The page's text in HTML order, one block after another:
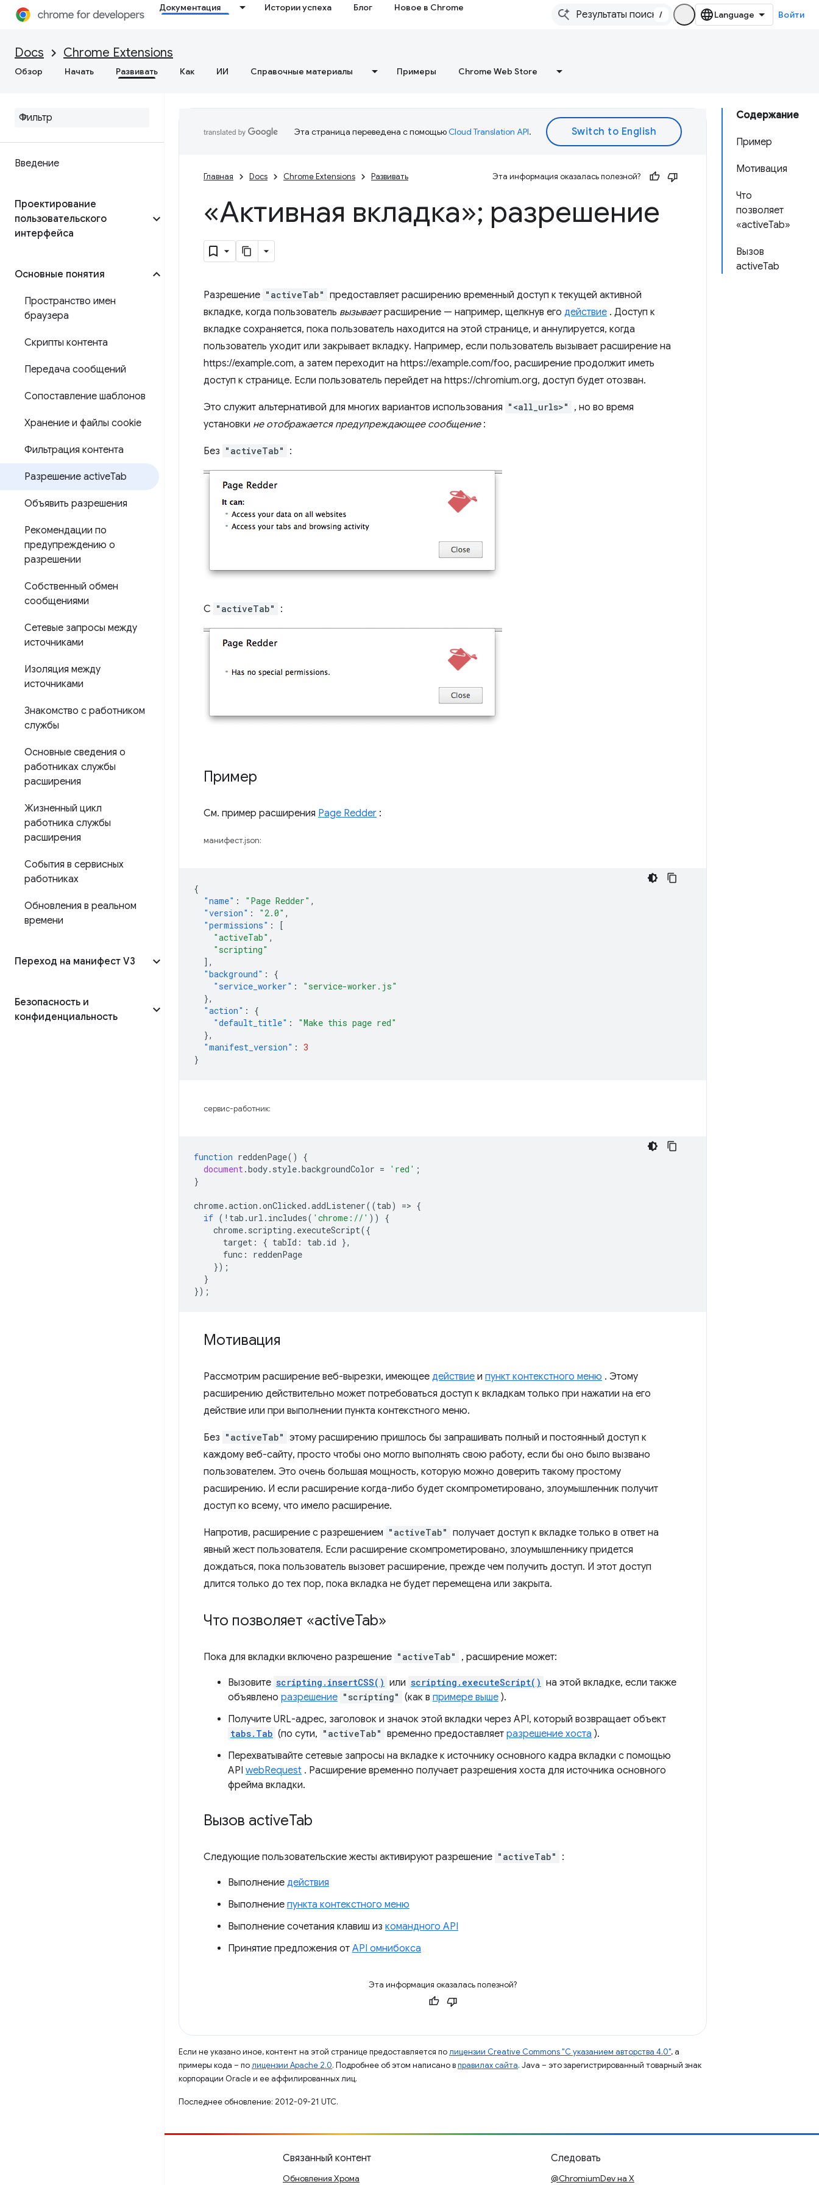
Документация Истории успеха Блог Новое в Chrome
/ Войти
Docs Chrome Extensions
Обзор Начать Развивать Как ИИ Справочные материалы Примеры Chrome Web Store
Введение
Проектирование
пользовательского
интерфейса
Основные понятия
Пространство имен
браузера
Скрипты контента
Передача сообщений
Сопоставление шаблонов
Хранение и файлы cookie
Фильтрация контента
Разрешение activeTab
Объявить разрешения
Рекомендации по
предупреждению о
разрешении
Собственный обмен
сообщениями
Сетевые запросы между
источниками
Изоляция между
источниками
Знакомство с работником
службы
Основные сведения о
работниках службы
расширения
Жизненный цикл
работника службы
расширения
События в сервисных
работниках
Обновления в реальном
времени
Переход на манифест V3
Безопасность и
конфиденциальность
Содержание
Пример
Мотивация
Что
позволяет
«activeTab»
Вызов
activeTab
Эта страница переведена с помощьюCloud Translation API.
Главная Docs Chrome Extensions Развивать Эта информация оказалась полезной?
«Активная вкладка»; разрешение
Разрешение "activeTab" предоставляет расширению временный доступ к текущей активной
вкладке, когда пользователь вызываетрасширение — например, щелкнув его действие . Доступ к
вкладке сохраняется, пока пользователь находится на этой странице, и аннулируется, когда
пользователь уходит или закрывает вкладку. Например, если пользователь вызывает расширение на
https://example.com, а затем переходит на https://example.com/foo, расширение продолжит иметь
доступ к странице. Если пользователь перейдет на https://chromium.org, доступ будет отозван.
Это служит альтернативой для многих вариантов использования "<all_urls>"
, но во время
установки не отображается предупреждающее сообщение:
Без "activeTab" :
С "activeTab" :
Пример
См. пример расширения Page Redder :
манифест.json:
{
"name" : "Page Redder" ,
"version" : "2.0" ,
"permissions" :
[
"activeTab" ,
"scripting"
],
"background" :
{
"service_worker" :
"service-worker.js"
},
"action" :
{
"default_title" :
"Make this page red"
},
"manifest_version" : 3
}
сервис-работник:
function reddenPage()
{
document.body. style.backgroundColor = 'red' ;
}
chrome.action .onClicked .addListener((tab) => {
if ( ! tab .url . includes( 'chrome://' ))
{
chrome. scripting . executeScript({
target : { tabId : tab . id },
func :
reddenPage
});
}
});
Мотивация
Рассмотрим расширение веб-вырезки, имеющее действие и пункт контекстного меню . Этому
расширению действительно может потребоваться доступ к вкладкам только при нажатии на его
действие или при выполнении пункта контекстного меню.
Без "activeTab" этому расширению пришлось бы запрашивать полный и постоянный доступ к
каждому веб-сайту, просто чтобы оно могло выполнять свою работу, если бы оно было вызвано
пользователем. Это очень большая мощность, которую можно доверить такому простому
расширению. И если расширение когда-либо будет скомпрометировано, злоумышленник получит
доступ ко всему, что имело расширение.
Напротив, расширение с разрешением "activeTab" получает доступ к вкладке только в ответ на
явный жест пользователя. Если расширение скомпрометировано, злоумышленнику придется
дождаться, пока пользователь вызовет расширение, прежде чем получить доступ. И этот доступ
длится только до тех пор, пока вкладка не будет перемещена или закрыта.
Что позволяет «activeTab»
Пока для вкладки включено разрешение "activeTab" , расширение может:
Вызовите scripting.insertCSS() или scripting.executeScript() на этой вкладке, если также
объявлено разрешение "scripting" (как в примере выше ).
Получите URL-адрес, заголовок и значок этой вкладки через API, который возвращает объект
tabs.Tab (по сути, "activeTab" временно предоставляет разрешение хоста ).
Перехватывайте сетевые запросы на вкладке к источнику основного кадра вкладки с помощью
API webRequest . Расширение временно получает разрешения хоста для источника основного
фрейма вкладки.
Вызов activeTab
Следующие пользовательские жесты активируют разрешение "activeTab" :
Выполнение действия
Выполнение пункта контекстного меню
Выполнение сочетания клавиш из командного API
Принятие предложения от API омнибокса
Эта информация оказалась полезной?
Если не указано иное, контент на этой странице предоставляется полицензии Creative Commons "С указанием авторства 4.0", а
примеры кода – полицензии Apache 2.0. Подробнее об этом написано вправилах сайта. Java – это зарегистрированный товарный знак
корпорации Oracle и ее аффилированных лиц.
Последнее обновление: 2012-09-21 UTC.
Связанный контент
Обновления Хрома
Следовать
@ChromiumDev на X